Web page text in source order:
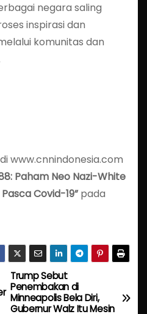
negara saling
inspirasi dan
komunitas dan
www.cnnindonesia.com
Paham Neo Nazi-White
Covid-19”pada
Trump Sebut
Penembakan di
Minneapolis Bela Diri,
Gubernur Walz Itu Mesin